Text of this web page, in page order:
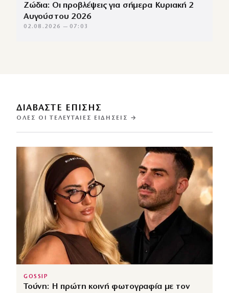
Ζώδια: Οι προβλέψεις για σήμερα Κυριακή 2
Αυγούστου 2026
02.08.2026 — 07:03
ΔΙΑΒΑΣΤΕ ΕΠΙΣΗΣ
ΌΛΕΣ ΟΙ ΤΕΛΕΥΤΑΊΕΣ ΕΙΔΉΣΕΙΣ →
GOSSIP
Τούνη: Η πρώτη κοινή φωτογραφία με τον